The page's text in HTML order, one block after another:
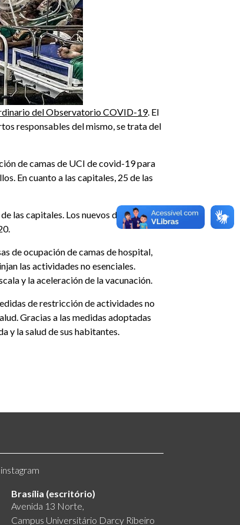
del Observatorio COVID-19. El
responsables del mismo, se trata del
de camas de UCI de covid-19 para
En cuanto a las capitales, 25 de las
las capitales. Los nuevos datos se
de ocupación de camas de hospital,
las actividades no esenciales.
y la aceleración de la vacunación.
de restricción de actividades no
Gracias a las medidas adoptadas
y la salud de sus habitantes.
instagram
Brasília (escritório)
Avenida 13 Norte,
Campus Universitário Darcy Ribeiro